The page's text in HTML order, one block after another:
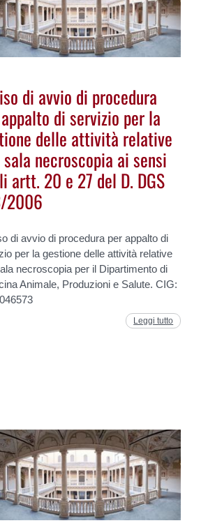
di avvio di procedura
di servizio per la
delle attività relative
necroscopia ai sensi
artt. 20 e 27 del D. DGS
2006
di avvio di procedura per appalto di
per la gestione delle attività relative
necroscopia per il Dipartimento di
Animale, Produzioni e Salute. CIG:
Leggi tutto